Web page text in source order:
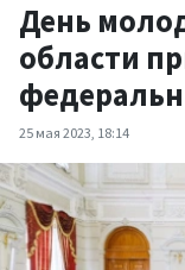
День
области
25 мая 2023, 18:14